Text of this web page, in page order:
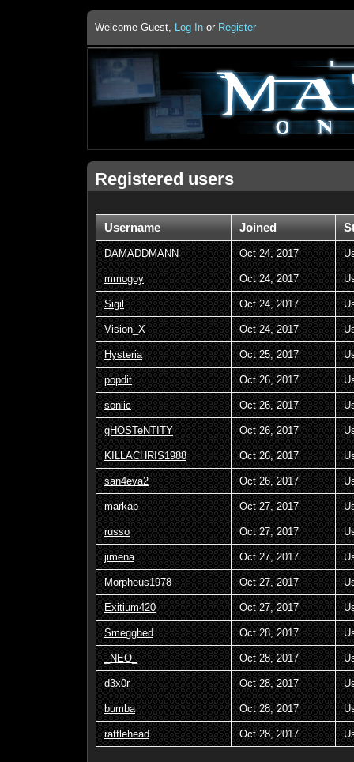
Welcome Guest, Log In or Register
Registered users
Username Joined
DAMADDMANN Oct 24, 2017
mmogoy Oct 24, 2017
Sigil Oct 24, 2017
Vision_X Oct 24, 2017
Hysteria Oct 25, 2017
popdit Oct 26, 2017
soniic Oct 26, 2017
gHOSTeNTITY Oct 26, 2017
KILLACHRIS1988 Oct 26, 2017
san4eva2 Oct 26, 2017
markap Oct 27, 2017
russo Oct 27, 2017
jimena Oct 27, 2017
Morpheus1978 Oct 27, 2017
Exitium420 Oct 27, 2017
Smegghed Oct 28, 2017
_NEO_ Oct 28, 2017
d3x0r Oct 28, 2017
bumba Oct 28, 2017
rattlehead Oct 28, 2017